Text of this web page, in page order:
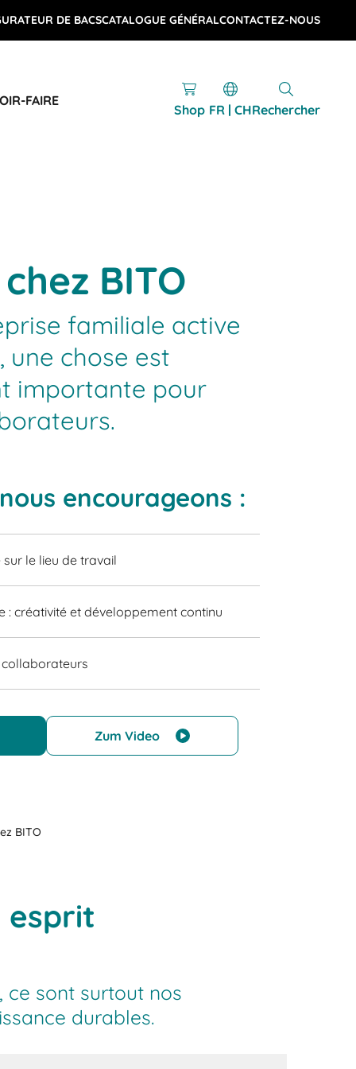
DE BACSCATALOGUE GÉNÉRALCONTACTEZ-NOUS
FAIRE
Shop FR | CHRechercher
BITO
familiale active
chose est
importante pour
encourageons :
le lieu de travail
: créativité et développement continu
Zum Video
BITO
esprit
ce sont surtout nos
durables.